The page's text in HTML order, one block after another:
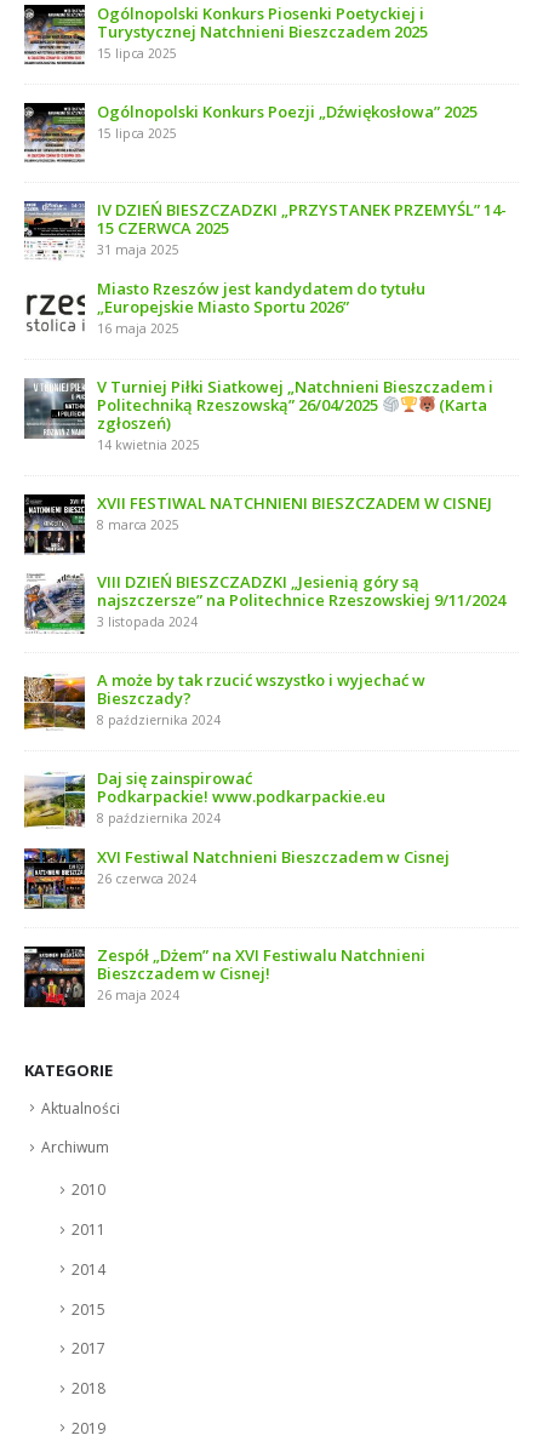
Ogólnopolski Konkurs Piosenki Poetyckiej i
Turystycznej Natchnieni Bieszczadem 2025
15 lipca 2025
Ogólnopolski Konkurs Poezji „Dźwiękosłowa” 2025
15 lipca 2025
IV DZIEŃ BIESZCZADZKI „PRZYSTANEK PRZEMYŚL” 14-
15 CZERWCA 2025
31 maja 2025
Miasto Rzeszów jest kandydatem do tytułu
„Europejskie Miasto Sportu 2026”
16 maja 2025
V Turniej Piłki Siatkowej „Natchnieni Bieszczadem i
Politechniką Rzeszowską” 26/04/2025
(Karta
zgłoszeń)
14 kwietnia 2025
XVII FESTIWAL NATCHNIENI BIESZCZADEM W CISNEJ
8 marca 2025
VIII DZIEŃ BIESZCZADZKI „Jesienią góry są
najszczersze” na Politechnice Rzeszowskiej 9/11/2024
3 listopada 2024
A może by tak rzucić wszystko i wyjechać w
Bieszczady?
8 października 2024
Daj się zainspirować
Podkarpackie! www.podkarpackie.eu
8 października 2024
XVI Festiwal Natchnieni Bieszczadem w Cisnej
26 czerwca 2024
Zespół „Dżem” na XVI Festiwalu Natchnieni
Bieszczadem w Cisnej!
26 maja 2024
KATEGORIE
Aktualności
Archiwum
2010
2011
2014
2015
2017
2018
2019